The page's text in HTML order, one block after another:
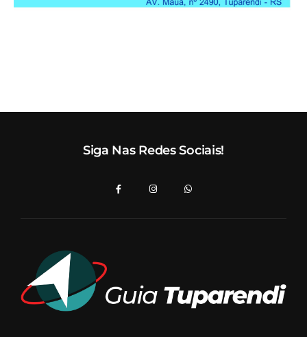
Siga Nas Redes Sociais!